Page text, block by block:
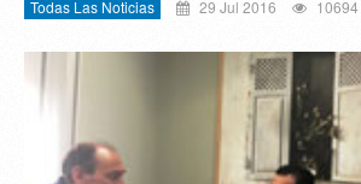
Todas Las Noticias 29 Jul 2016 10694